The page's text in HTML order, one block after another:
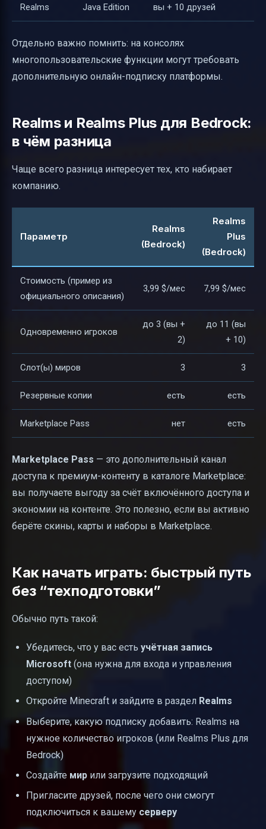
Realms Java Edition вы + 10 друзей
Отдельно важно помнить: на консолях
многопользовательские функции могут требовать
дополнительную онлайн-подписку платформы.
Realms и Realms Plus для Bedrock:
в чём разница
Чаще всего разница интересует тех, кто набирает
компанию.
Параметр
Realms
(Bedrock)
Realms
Plus
(Bedrock)
Стоимость (пример из
официального описания)
3,99 $/мес 7,99 $/мес
Одновременно игроков
до 3 (вы +
2)
до 11 (вы
+ 10)
Слот(ы) миров 3 3
Резервные копии есть есть
Marketplace Pass нет есть
Marketplace Pass — это дополнительный канал
доступа к премиум-контенту в каталоге Marketplace:
вы получаете выгоду за счёт включённого доступа и
экономии на контенте. Это полезно, если вы активно
берёте скины, карты и наборы в Marketplace.
Как начать играть: быстрый путь
без “техподготовки”
Обычно путь такой:
Убедитесь, что у вас есть учётная запись
Microsoft (она нужна для входа и управления
доступом)
Откройте Minecraft и зайдите в раздел Realms
Выберите, какую подписку добавить: Realms на
нужное количество игроков (или Realms Plus для
Bedrock)
Создайте мир или загрузите подходящий
Пригласите друзей, после чего они смогут
подключиться к вашему серверу